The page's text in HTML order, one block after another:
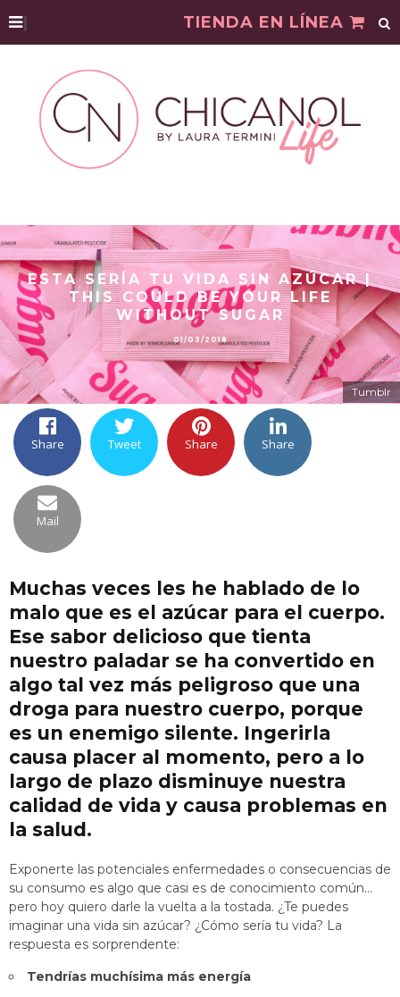
TIENDA EN LÍNEA
|
ESTA SERÍA TU VIDA SIN AZÚCAR |
THIS COULD BE YOUR LIFE
WITHOUT SUGAR
01/03/2018
Tumblr
Share Tweet Share Share
Mail
Muchas veces les he hablado de lo
malo que es el azúcar para el cuerpo.
Ese sabor delicioso que tienta
nuestro paladar se ha convertido en
algo tal vez más peligroso que una
droga para nuestro cuerpo, porque
es un enemigo silente. Ingerirla
causa placer al momento, pero a lo
largo de plazo disminuye nuestra
calidad de vida y causa problemas en
la salud.
Exponerte las potenciales enfermedades o consecuencias de
su consumo es algo que casi es de conocimiento común…
pero hoy quiero darle la vuelta a la tostada. ¿Te puedes
imaginar una vida sin azúcar? ¿Cómo sería tu vida? La
respuesta es sorprendente:
Tendrías muchísima más energía